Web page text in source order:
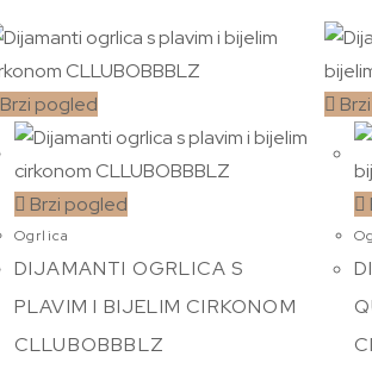
Brzi pogled
Brzi pogled
Ogrlica
DIJAMANTI OGRLICA S
PLAVIM I BIJELIM CIRKONOM
CLLUBOBBBLZ